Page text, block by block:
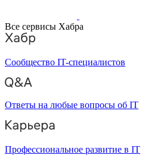
Все сервисы Хабра
Сообщество IT-специалистов
Ответы на любые вопросы об IT
Профессиональное развитие в IT